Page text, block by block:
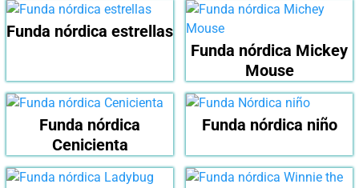
Funda nórdica estrellas
Funda nórdica Mickey
Mouse
Funda nórdica
Cenicienta
Funda nórdica niño